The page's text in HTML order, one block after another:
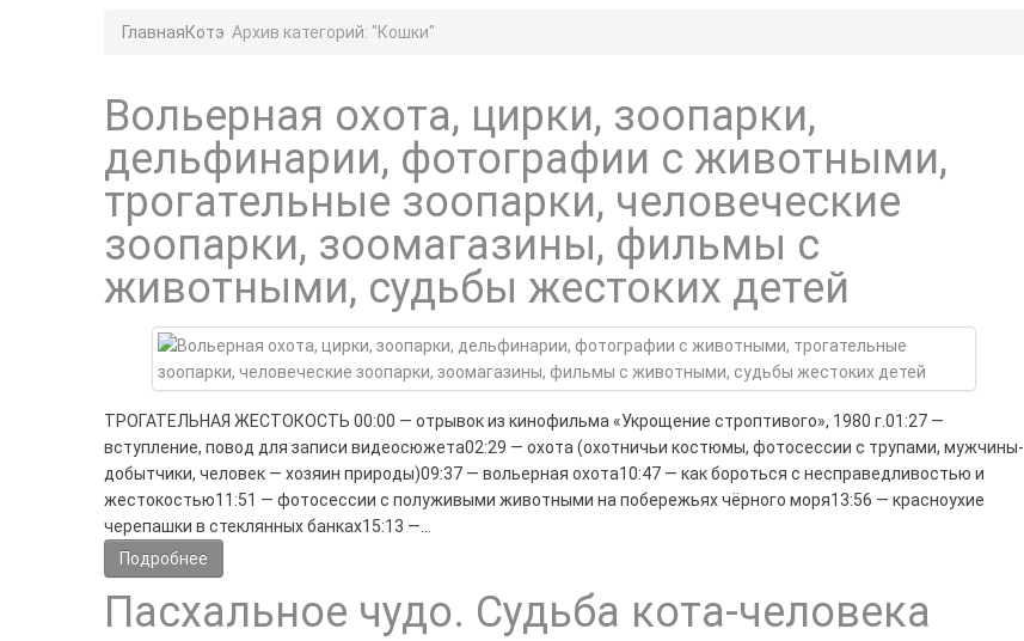
ГлавнаяКотэ Архив категорий: "Кошки"
Вольерная охота, цирки, зоопарки,
дельфинарии, фотографии с животными,
трогательные зоопарки, человеческие
зоопарки, зоомагазины, фильмы с
животными, судьбы жестоких детей
ТРОГАТЕЛЬНАЯ ЖЕСТОКОСТЬ 00:00 — отрывок из кинофильма «Укрощение строптивого», 1980 г.01:27 —
вступление, повод для записи видеосюжета02:29 — охота (охотничьи костюмы, фотосессии с трупами, мужчины-
добытчики, человек — хозяин природы)09:37 — вольерная охота10:47 — как бороться с несправедливостью и
жестокостью11:51 — фотосессии с полуживыми животными на побережьях чёрного моря13:56 — красноухие
черепашки в стеклянных банках15:13 —…
Подробнее
Пасхальное чудо. Судьба кота-человека